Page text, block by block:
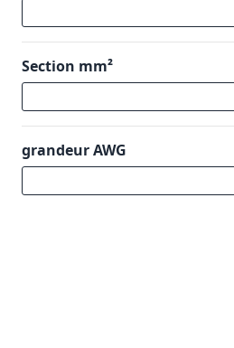
Section mm²
grandeur AWG